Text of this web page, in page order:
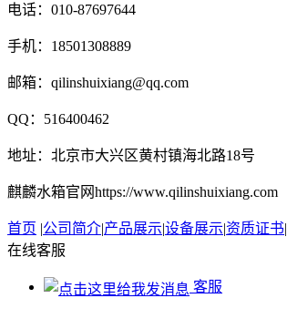
电话：010-87697644
手机：18501308889
邮箱：qilinshuixiang@qq.com
QQ：516400462
地址：北京市大兴区黄村镇海北路18号
麒麟水箱官网https://www.qilinshuixiang.com
首页 |公司简介|产品展示|设备展示|资质证书|
在线客服
客服